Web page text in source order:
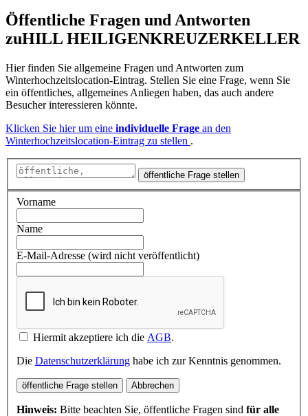
Öffentliche Fragen und Antworten
zuHILL HEILIGENKREUZERKELLER
Hier finden Sie allgemeine Fragen und Antworten zum
Winterhochzeitslocation-Eintrag. Stellen Sie eine Frage, wenn Sie
ein öffentliches, allgemeines Anliegen haben, das auch andere
Besucher interessieren könnte.
Klicken Sie hier um eine individuelle Frage an den
Winterhochzeitslocation-Eintrag zu stellen .
öffentliche Frage stellen
Vorname
Name
E-Mail-Adresse (wird nicht veröffentlicht)
Hiermit akzeptiere ich die AGB.
Die Datenschutzerklärung habe ich zur Kenntnis genommen.
öffentliche Frage stellen Abbrechen
Hinweis: Bitte beachten Sie, öffentliche Fragen sind für alle